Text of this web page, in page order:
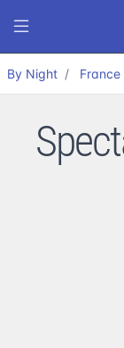
By Night France